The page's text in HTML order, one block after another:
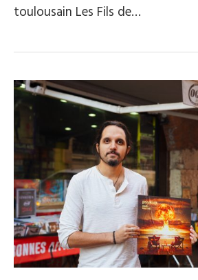
toulousain Les Fils de…